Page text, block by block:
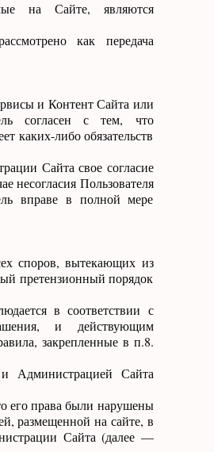
на Сайте, являются
как передача
и Контент Сайта или
согласен с тем, что
каких-либо обязательств
Сайта свое согласие
несогласия Пользователя
вправе в полной мере
споров, вытекающих из
претензионный порядок
в соответствии с
и действующим
закрепленные в п.8.
Администрацией Сайта
его права были нарушены
размещенной на сайте, в
Сайта (далее —